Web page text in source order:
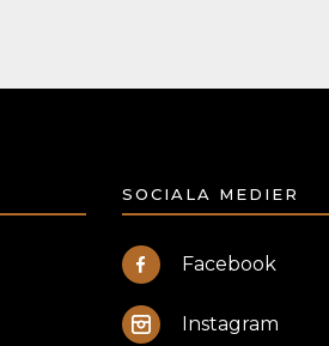
SOCIALA MEDIER
Facebook
Instagram